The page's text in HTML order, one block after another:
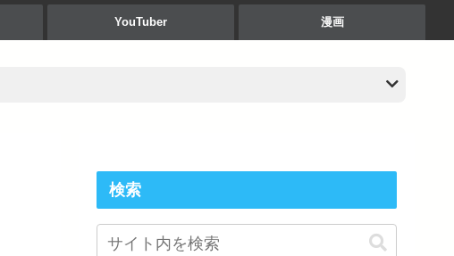
YouTuber 漫画
検索